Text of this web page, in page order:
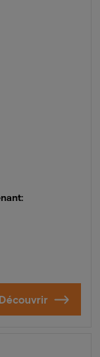
Découvrir